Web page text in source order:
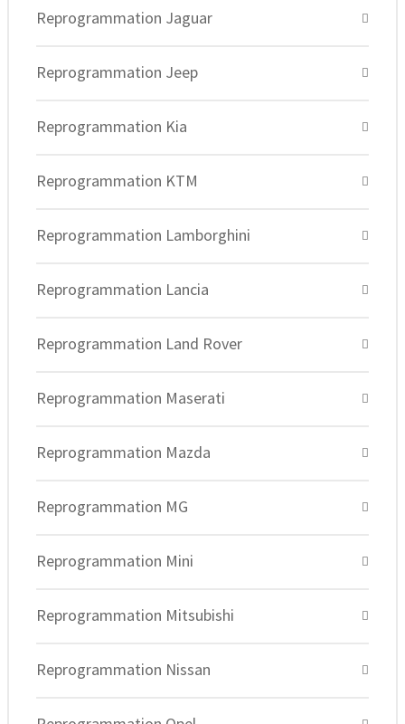
Reprogrammation Jaguar
Reprogrammation Jeep
Reprogrammation Kia
Reprogrammation KTM
Reprogrammation Lamborghini
Reprogrammation Lancia
Reprogrammation Land Rover
Reprogrammation Maserati
Reprogrammation Mazda
Reprogrammation MG
Reprogrammation Mini
Reprogrammation Mitsubishi
Reprogrammation Nissan